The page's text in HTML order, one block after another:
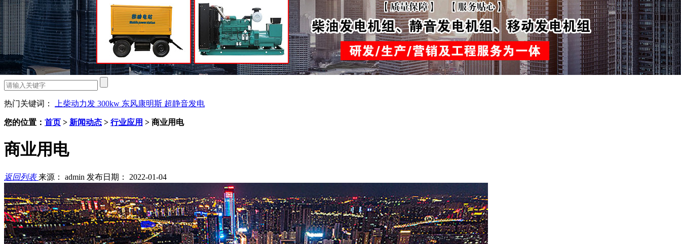
热门关键词： 上柴动力发 300kw 东风康明斯 超静音发电
您的位置： 首页 > 新闻动态 > 行业应用 > 商业用电
商业用电
返回列表来源： admin 发布日期： 2022-01-04